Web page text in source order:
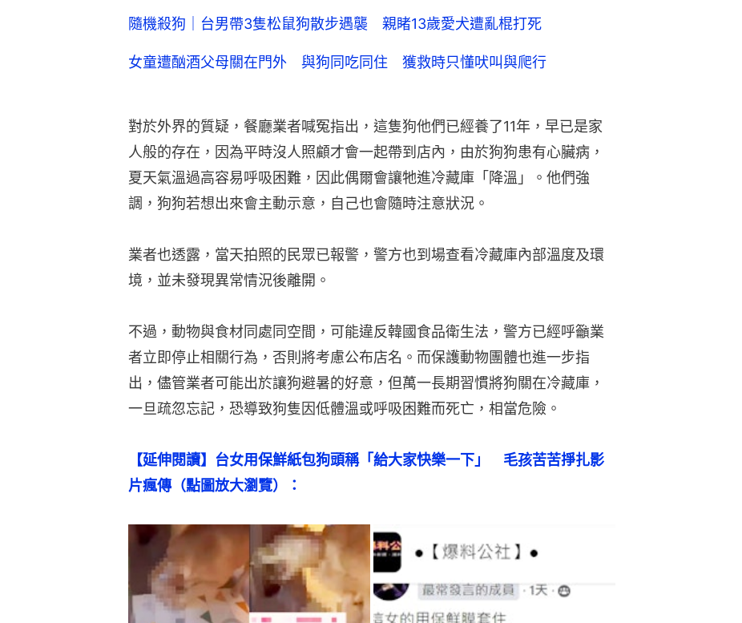
隨機殺狗｜台男帶3隻松鼠狗散步遇襲 親睹13歲愛犬遭亂棍打死
女童遭酗酒父母關在門外 與狗同吃同住 獲救時只懂吠叫與爬行
對於外界的質疑，餐廳業者喊冤指出，這隻狗他們已經養了11年，早已是家
人般的存在，因為平時沒人照顧才會一起帶到店內，由於狗狗患有心臟病，
夏天氣溫過高容易呼吸困難，因此偶爾會讓牠進冷藏庫「降溫」。他們強
調，狗狗若想出來會主動示意，自己也會隨時注意狀況。
業者也透露，當天拍照的民眾已報警，警方也到場查看冷藏庫內部溫度及環
境，並未發現異常情況後離開。
不過，動物與食材同處同空間，可能違反韓國食品衛生法，警方已經呼籲業
者立即停止相關行為，否則將考慮公布店名。而保護動物團體也進一步指
出，儘管業者可能出於讓狗避暑的好意，但萬一長期習慣將狗關在冷藏庫，
一旦疏忽忘記，恐導致狗隻因低體溫或呼吸困難而死亡，相當危險。
【延伸閱讀】台女用保鮮紙包狗頭稱「給大家快樂一下」　毛孩苦苦掙扎影
片瘋傳（點圖放大瀏覽）：